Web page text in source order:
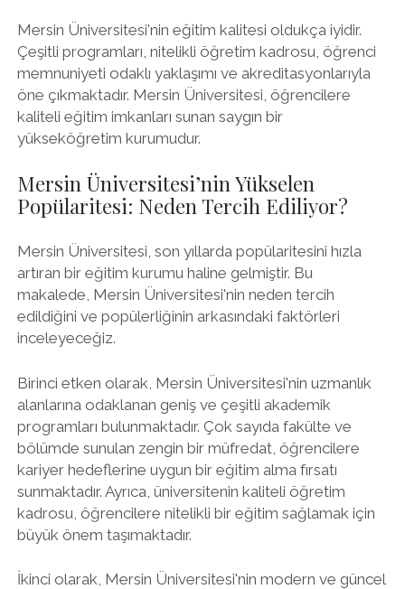
Mersin Üniversitesi'nin eğitim kalitesi oldukça iyidir.
Çeşitli programları, nitelikli öğretim kadrosu, öğrenci
memnuniyeti odaklı yaklaşımı ve akreditasyonlarıyla
öne çıkmaktadır. Mersin Üniversitesi, öğrencilere
kaliteli eğitim imkanları sunan saygın bir
yükseköğretim kurumudur.
Mersin Üniversitesi’nin Yükselen
Popülaritesi: Neden Tercih Ediliyor?
Mersin Üniversitesi, son yıllarda popülaritesini hızla
artıran bir eğitim kurumu haline gelmiştir. Bu
makalede, Mersin Üniversitesi'nin neden tercih
edildiğini ve popülerliğinin arkasındaki faktörleri
inceleyeceğiz.
Birinci etken olarak, Mersin Üniversitesi'nin uzmanlık
alanlarına odaklanan geniş ve çeşitli akademik
programları bulunmaktadır. Çok sayıda fakülte ve
bölümde sunulan zengin bir müfredat, öğrencilere
kariyer hedeflerine uygun bir eğitim alma fırsatı
sunmaktadır. Ayrıca, üniversitenin kaliteli öğretim
kadrosu, öğrencilere nitelikli bir eğitim sağlamak için
büyük önem taşımaktadır.
İkinci olarak, Mersin Üniversitesi'nin modern ve güncel